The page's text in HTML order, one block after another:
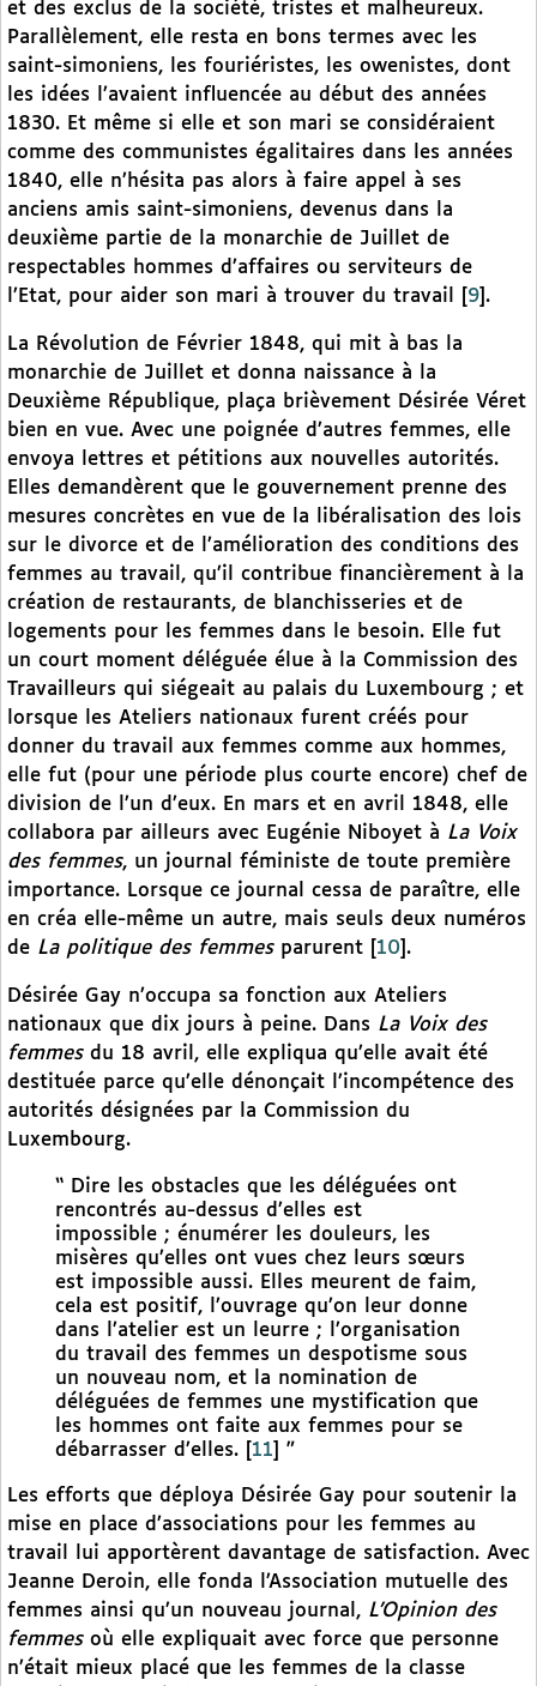
et des exclus de la société, tristes et malheureux.
Parallèlement, elle resta en bons termes avec les
saint-simoniens, les fouriéristes, les owenistes, dont
les idées l’avaient influencée au début des années
1830. Et même si elle et son mari se considéraient
comme des communistes égalitaires dans les années
1840, elle n’hésita pas alors à faire appel à ses
anciens amis saint-simoniens, devenus dans la
deuxième partie de la monarchie de Juillet de
respectables hommes d’affaires ou serviteurs de
l’Etat, pour aider son mari à trouver du travail
9 .
La Révolution de Février 1848, qui mit à bas la
monarchie de Juillet et donna naissance à la
Deuxième République, plaça brièvement Désirée Véret
bien en vue. Avec une poignée d’autres femmes, elle
envoya lettres et pétitions aux nouvelles autorités.
Elles demandèrent que le gouvernement prenne des
mesures concrètes en vue de la libéralisation des lois
sur le divorce et de l’amélioration des conditions des
femmes au travail, qu’il contribue financièrement à la
création de restaurants, de blanchisseries et de
logements pour les femmes dans le besoin. Elle fut
un court moment déléguée élue à la Commission des
Travailleurs qui siégeait au palais du Luxembourg ; et
lorsque les Ateliers nationaux furent créés pour
donner du travail aux femmes comme aux hommes,
elle fut (pour une période plus courte encore) chef de
division de l’un d’eux. En mars et en avril 1848, elle
collabora par ailleurs avec Eugénie Niboyet à La Voix
des femmes, un journal féministe de toute première
importance. Lorsque ce journal cessa de paraître, elle
en créa elle-même un autre, mais seuls deux numéros
de La politique des femmesparurent 10 .
Désirée Gay n’occupa sa fonction aux Ateliers
nationaux que dix jours à peine. Dans La Voix des
femmes du 18 avril, elle expliqua qu’elle avait été
destituée parce qu’elle dénonçait l’incompétence des
autorités désignées par la Commission du
Luxembourg.
“ Dire les obstacles que les déléguées ont
rencontrés au-dessus d’elles est
impossible ; énumérer les douleurs, les
misères qu’elles ont vues chez leurs sœurs
est impossible aussi. Elles meurent de faim,
cela est positif, l’ouvrage qu’on leur donne
dans l’atelier est un leurre ; l’organisation
du travail des femmes un despotisme sous
un nouveau nom, et la nomination de
déléguées de femmes une mystification que
les hommes ont faite aux femmes pour se
débarrasser d’elles.
11 ”
Les efforts que déploya Désirée Gay pour soutenir la
mise en place d’associations pour les femmes au
travail lui apportèrent davantage de satisfaction. Avec
Jeanne Deroin, elle fonda l’Association mutuelle des
femmes ainsi qu’un nouveau journal, L’Opinion des
femmesoù elle expliquait avec force que personne
n’était mieux placé que les femmes de la classe